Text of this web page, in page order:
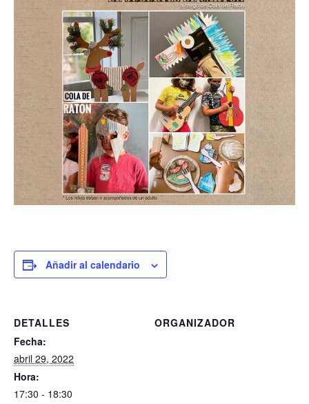
Añadir al calendario
DETALLES
Fecha:
abril 29, 2022
Hora:
17:30 - 18:30
ORGANIZADOR